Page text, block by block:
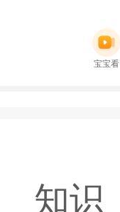
宝宝看
知识